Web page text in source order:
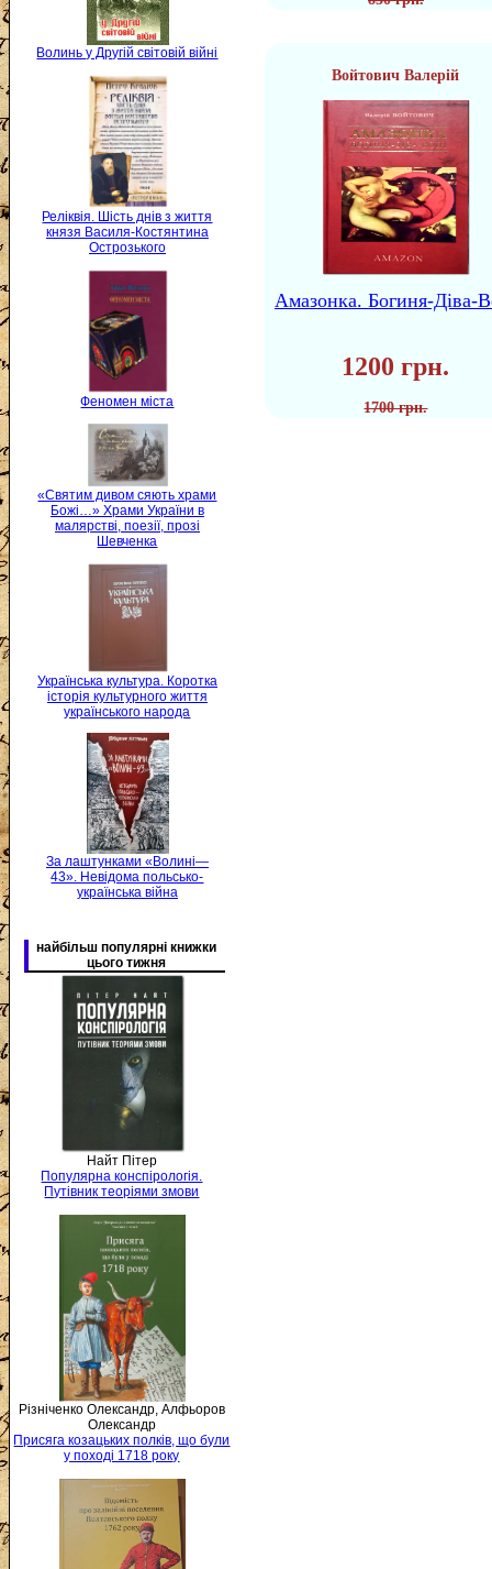
Волинь у Другій світовій війні
Реліквія. Шість днів з життя
князя Василя-Костянтина
Острозького
Феномен міста
«Святим дивом сяють храми
Божі…» Храми України в
малярстві, поезії, прозі
Шевченка
Українська культура. Коротка
історія культурного життя
українського народа
За лаштунками «Волині—
43». Невідома польсько-
українська війна
найбільш популярні книжки
цього тижня
Найт Пітер
Популярна конспірологія.
Путівник теоріями змови
Різніченко Олександр, Алфьоров
Олександр
Присяга козацьких полків, що були
у поході 1718 року
Войтович Валерій
Амазонка. Богиня-Діва-
1200 грн.
1700 грн.